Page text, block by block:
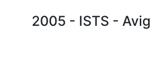
2005 - ISTS -